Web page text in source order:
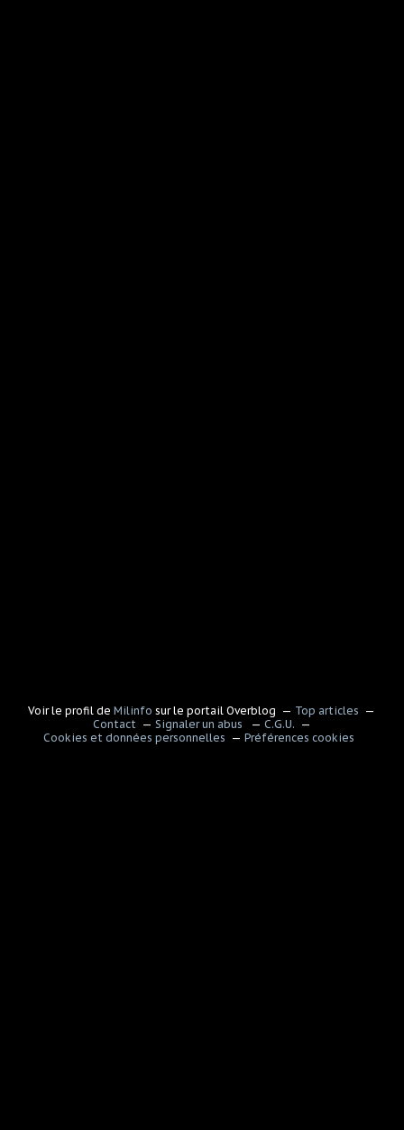
Voir le profil deMilinfo sur le portail Overblog
Top articles
Contact
Signaler un abus
C.G.U.
Cookies et données personnelles
Préférences cookies